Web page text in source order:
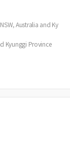
Australia and Ky
Kyunggi Province